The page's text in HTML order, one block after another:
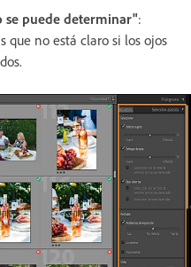
se puede determinar":
que no está claro si los ojos